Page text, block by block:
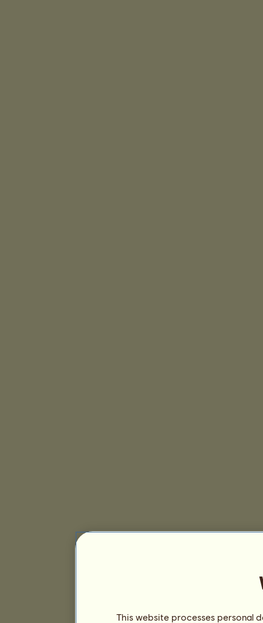
This website processes personal